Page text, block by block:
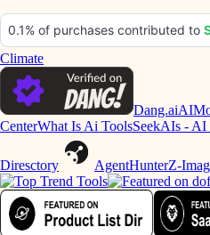
Climate
Dang.ai
CenterWhat Is Ai ToolsSeekAIs -
Diresctory AgentHunterZ-